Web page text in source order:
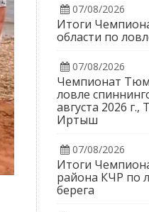
07/08/2026
Итоги
области по
07/08/2026
Чемпионат
ловле
августа 2026
Иртыш
07/08/2026
Итоги
района КЧР по
берега